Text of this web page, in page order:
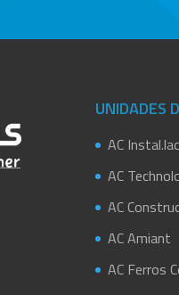
UNIDADES
AC
AC
AC
AC Amiant
AC Ferros